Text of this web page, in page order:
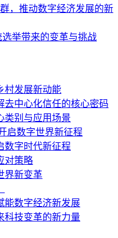
，推动数字经济发展的新
举带来的变革与挑战
村发展新动能
去中心化信任的核心密码
类别与应用场景
启数字世界新征程
数字时代新征程
对策略
界新变革
能数字经济新发展
科技变革的新力量